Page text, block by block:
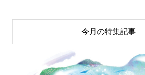
今月の特集記事